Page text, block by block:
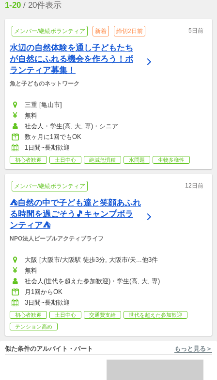
1-20 / 20件表示
メンバー/継続ボランティア 新着 締切2日前 5日前
水辺の自然体験を通し子どもたち
が自然にふれる機会を作ろう！ボ
ランティア募集！
魚と子どものネットワーク
三重 [亀山市]
無料
社会人・学生(高, 大, 専)・シニア
数ヶ月に1回でもOK
1日間~長期歓迎
初心者歓迎 土日中心 絶滅危惧種 水問題 生物多様性
メンバー/継続ボランティア 12日前
⛺自然の中で子ども達と笑顔あふれ
る時間を過ごそう🎵キャンプボラ
ンティア⛺
NPO法人ピープルアクティブライフ
大阪 [大阪市/大阪駅 徒歩3分, 大阪市/天...他3件
無料
社会人(世代を超えた参加歓迎)・学生(高, 大, 専)
月1回からOK
3日間~長期歓迎
初心者歓迎 土日中心 交通費支給
世代を超えた参加歓迎
テンション高め
似た条件のアルバイト・パート もっと見る＞